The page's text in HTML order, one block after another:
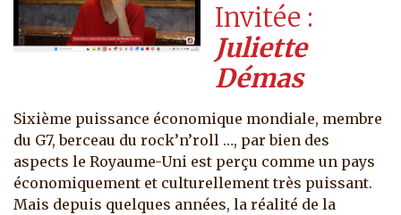
Invitée
Juliette
Démas
Sixième puissance économique mondiale, membre
du G7, berceau du rock’n’roll …, par bien des
aspects le Royaume-Uni est perçu comme un pays
économiquement et culturellement très puissant.
Mais depuis quelques années, la réalité de la